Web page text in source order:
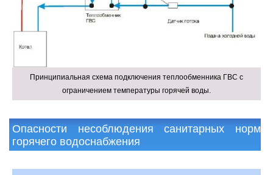
Принципиальная схема подключения теплообменника ГВС с
ограничением температуры горячей воды.
Опасности несоблюдения санитарных норм
горячего водоснабжения